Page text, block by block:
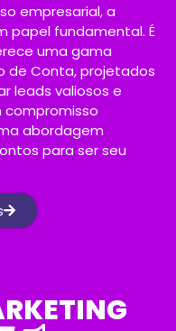
empresarial, a
papel fundamental. É
uma gama
de Conta, projetados
leads valiosos e
compromisso
abordagem
para ser seu